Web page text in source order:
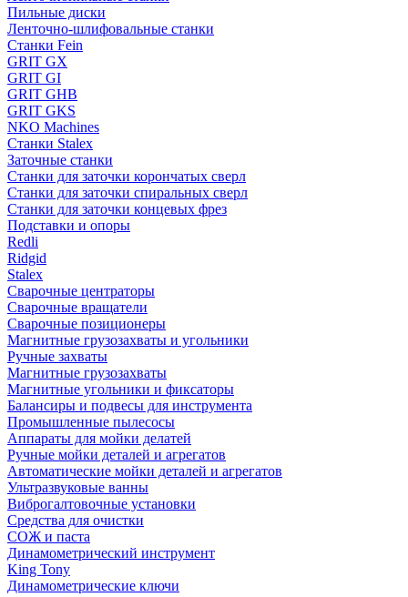
Пильные диски
Ленточно-шлифовальные станки
Станки Fein
GRIT GX
GRIT GI
GRIT GHB
GRIT GKS
NKO Machines
Станки Stalex
Заточные станки
Станки для заточки корончатых сверл
Станки для заточки спиральных сверл
Станки для заточки концевых фрез
Подставки и опоры
Redli
Ridgid
Stalex
Сварочные центраторы
Сварочные вращатели
Сварочные позиционеры
Магнитные грузозахваты и угольники
Ручные захваты
Магнитные грузозахваты
Магнитные угольники и фиксаторы
Балансиры и подвесы для инструмента
Промышленные пылесосы
Аппараты для мойки делатей
Ручные мойки деталей и агрегатов
Автоматические мойки деталей и агрегатов
Ультразвуковые ванны
Виброгалтовочные установки
Средства для очистки
СОЖ и паста
Динамометрический инструмент
King Tony
Динамометрические ключи